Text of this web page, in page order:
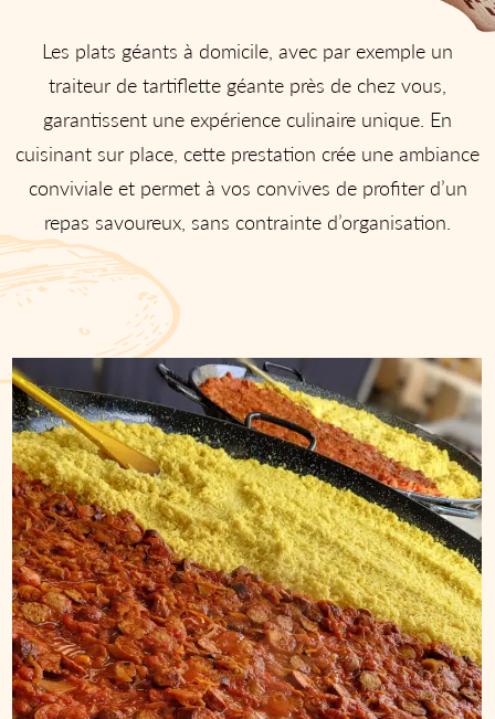
Les plats géants à domicile, avec par exemple un
traiteur de tartiflette géante près de chez vous,
garantissent une expérience culinaire unique. En
cuisinant sur place, cette prestation crée une ambiance
conviviale et permet à vos convives de profiter d’un
repas savoureux, sans contrainte d’organisation.